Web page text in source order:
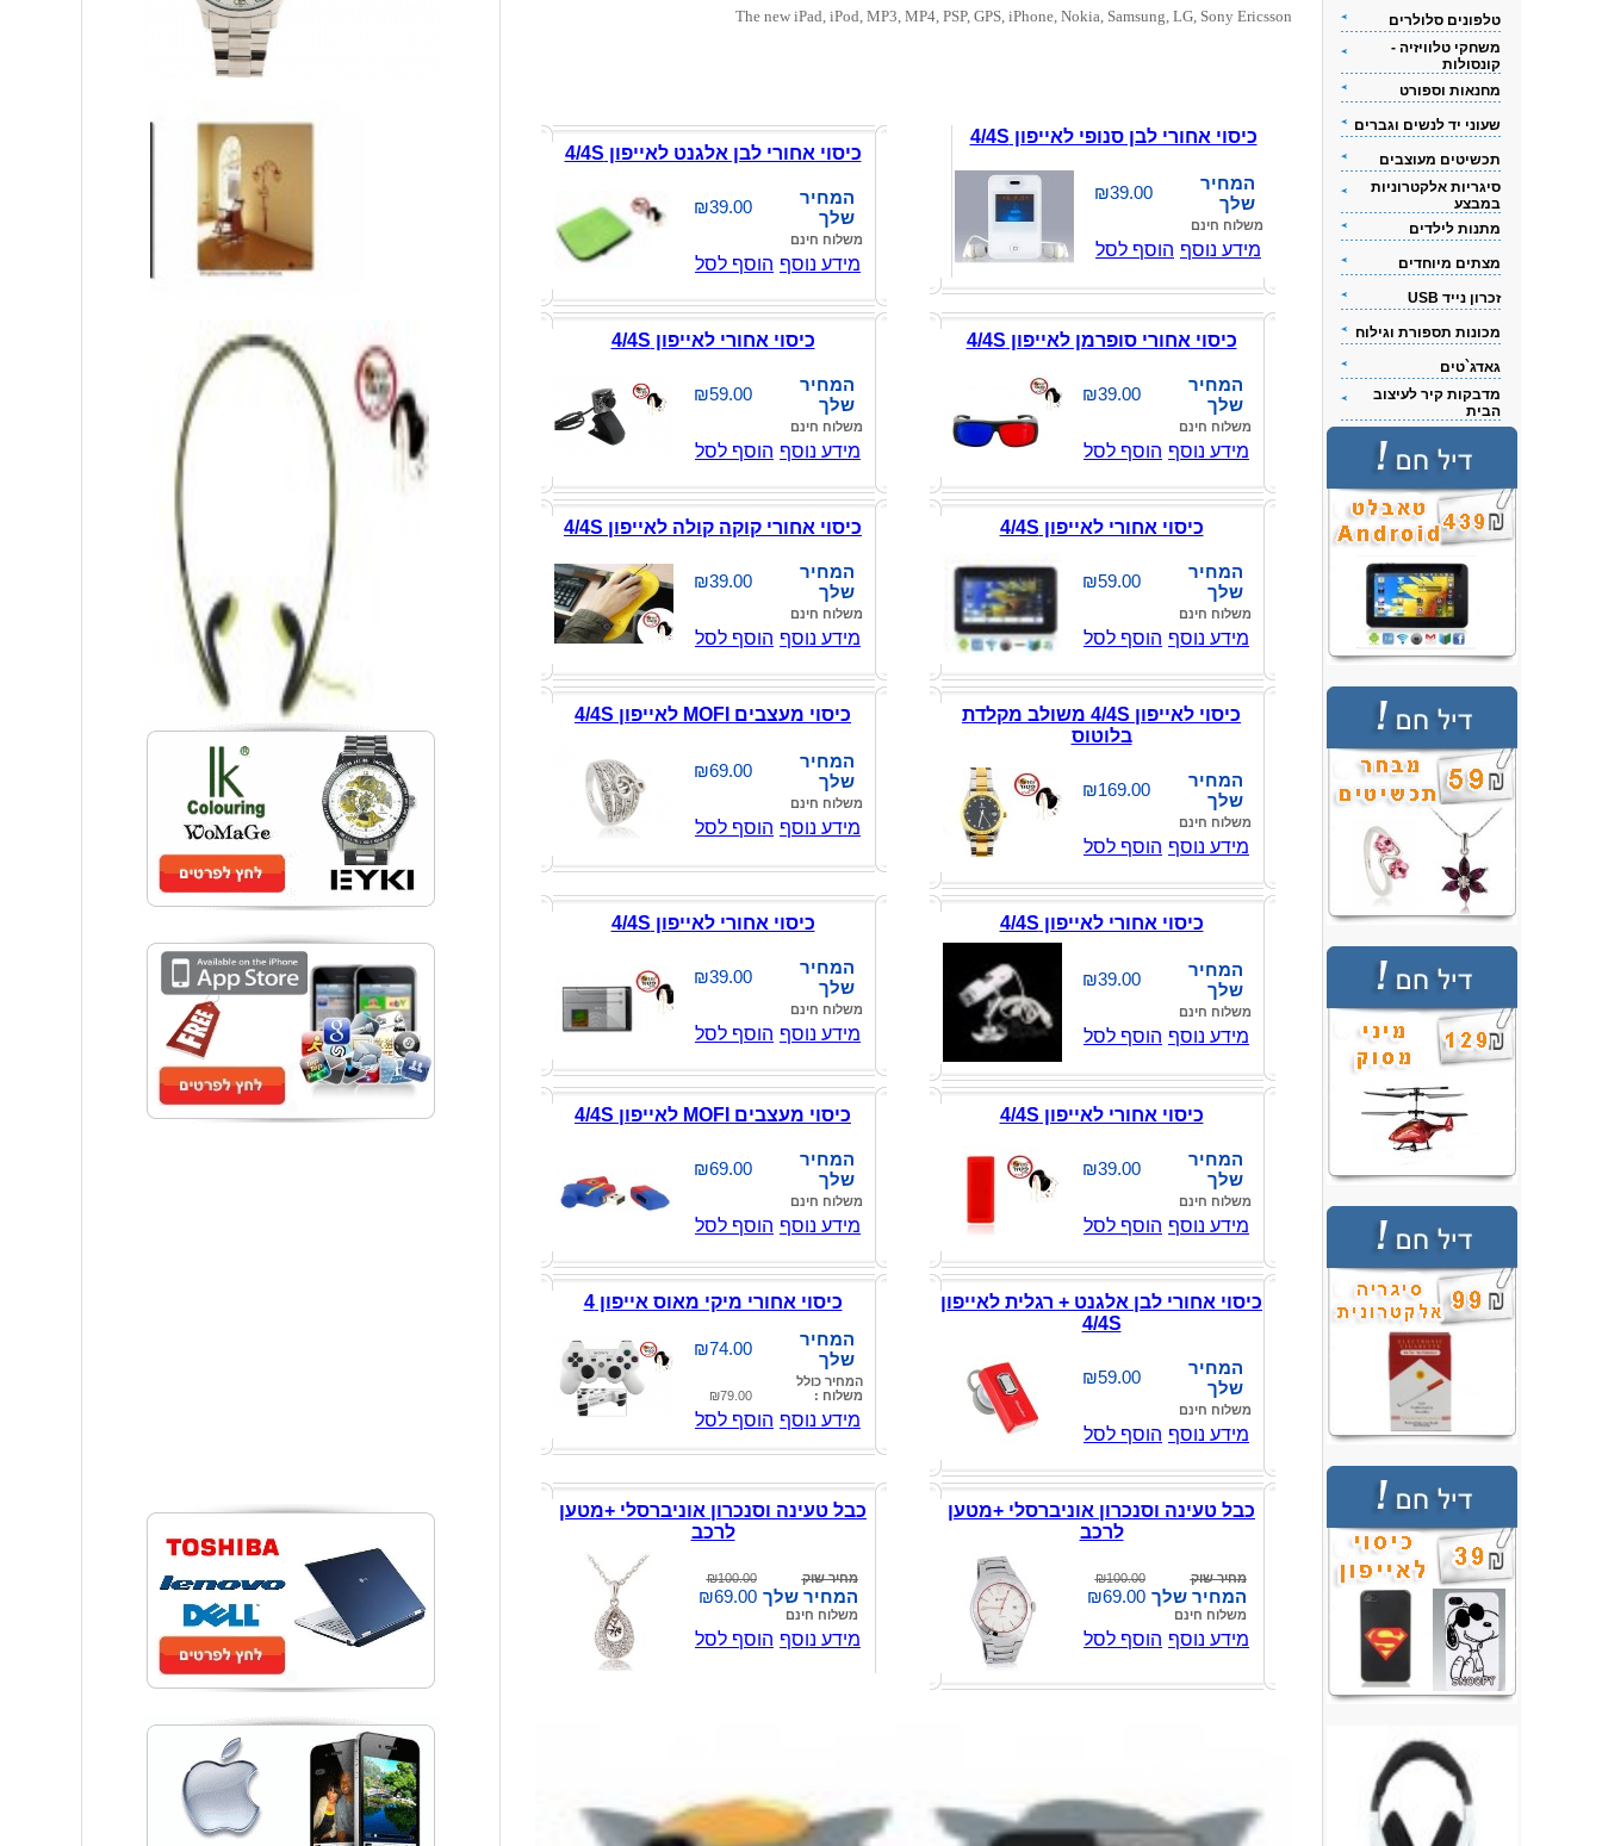
The new iPad, iPod, MP3, MP4, PSP, GPS, iPhone, Nokia, Samsung, LG, Sony Ericsson
כיסוי אחורי לבן סנופי לאייפון 4/4S
₪39.00
המחיר
שלך
משלוח חינם
מידע נוסף הוסף לסל
כיסוי אחורי לבן אלגנט לאייפון 4/4S
₪39.00
המחיר
שלך
משלוח חינם
מידע נוסף הוסף לסל
כיסוי אחורי סופרמן לאייפון 4/4S
₪39.00
המחיר
שלך
משלוח חינם
מידע נוסף הוסף לסל
כיסוי אחורי לאייפון 4/4S
₪59.00
המחיר
שלך
משלוח חינם
מידע נוסף הוסף לסל
כיסוי אחורי לאייפון 4/4S
₪59.00
המחיר
שלך
משלוח חינם
מידע נוסף הוסף לסל
כיסוי אחורי קוקה קולה לאייפון 4/4S
₪39.00
המחיר
שלך
משלוח חינם
מידע נוסף הוסף לסל
כיסוי לאייפון 4/4S משולב מקלדת
בלוטוס
₪169.00
המחיר
שלך
משלוח חינם
מידע נוסף הוסף לסל
כיסוי מעצבים MOFI לאייפון 4/4S
₪69.00
המחיר
שלך
משלוח חינם
מידע נוסף הוסף לסל
כיסוי אחורי לאייפון 4/4S
₪39.00
המחיר
שלך
משלוח חינם
מידע נוסף הוסף לסל
כיסוי אחורי לאייפון 4/4S
₪39.00
המחיר
שלך
משלוח חינם
מידע נוסף הוסף לסל
כיסוי אחורי לאייפון 4/4S
₪39.00
המחיר
שלך
משלוח חינם
מידע נוסף הוסף לסל
כיסוי מעצבים MOFI לאייפון 4/4S
₪69.00
המחיר
שלך
משלוח חינם
מידע נוסף הוסף לסל
כיסוי אחורי לבן אלגנט + רגלית לאייפון
4/4S
₪59.00
המחיר
שלך
משלוח חינם
מידע נוסף הוסף לסל
כיסוי אחורי מיקי מאוס אייפון 4
₪74.00
המחיר
שלך
₪79.00
המחיר כולל
משלוח :
מידע נוסף הוסף לסל
כבל טעינה וסנכרון אוניברסלי +מטען
לרכב
₪100.00 מחיר שוק
₪69.00 המחיר שלך
משלוח חינם
מידע נוסף הוסף לסל
כבל טעינה וסנכרון אוניברסלי +מטען
לרכב
₪100.00 מחיר שוק
₪69.00 המחיר שלך
משלוח חינם
מידע נוסף הוסף לסל
טלפונים סלולרים
משחקי טלוויזיה -
קונסולות
מחנאות וספורט
שעוני יד לנשים וגברים
תכשיטים מעוצבים
סיגריות אלקטרוניות
במבצע
מתנות לילדים
מצתים מיוחדים
זכרון נייד USB
מכונות תספורת וגילוח
גאדג`טים
מדבקות קיר לעיצוב
הבית